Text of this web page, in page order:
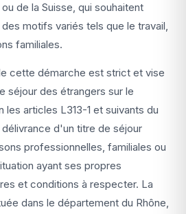
de la Suisse, qui souhaitent
motifs variés tels que le travail,
familiales.
cette démarche est strict et vise
séjour des étrangers sur le
les articles L313-1 et suivants du
d'un titre de séjour
professionnelles, familiales ou
ayant ses propres
et conditions à respecter. La
dans le département du Rhône,